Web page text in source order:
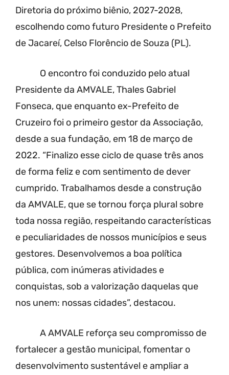
Diretoria do próximo biênio, 2027-2028,
escolhendo como futuro Presidente o Prefeito
de Jacareí, Celso Florêncio de Souza (PL).
O encontro foi conduzido pelo atual
Presidente da AMVALE, Thales Gabriel
Fonseca, que enquanto ex-Prefeito de
Cruzeiro foi o primeiro gestor da Associação,
desde a sua fundação, em 18 de março de
2022. “Finalizo esse ciclo de quase três anos
de forma feliz e com sentimento de dever
cumprido. Trabalhamos desde a construção
da AMVALE, que se tornou força plural sobre
toda nossa região, respeitando características
e peculiaridades de nossos municípios e seus
gestores. Desenvolvemos a boa política
pública, com inúmeras atividades e
conquistas, sob a valorização daquelas que
nos unem: nossas cidades”, destacou.
A AMVALE reforça seu compromisso de
fortalecer a gestão municipal, fomentar o
desenvolvimento sustentável e ampliar a